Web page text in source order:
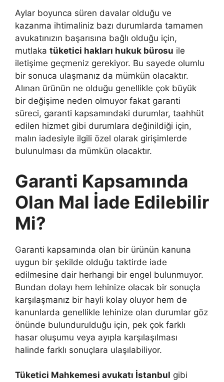
Aylar boyunca süren davalar olduğu ve
kazanma ihtimaliniz bazı durumlarda tamamen
avukatınızın başarısına bağlı olduğu için,
mutlaka tüketici hakları hukuk bürosu ile
iletişime geçmeniz gerekiyor. Bu sayede olumlu
bir sonuca ulaşmanız da mümkün olacaktır.
Alınan ürünün ne olduğu genellikle çok büyük
bir değişime neden olmuyor fakat garanti
süreci, garanti kapsamındaki durumlar, taahhüt
edilen hizmet gibi durumlara değinildiği için,
malın iadesiyle ilgili özel olarak girişimlerde
bulunulması da mümkün olacaktır.
Garanti Kapsamında
Olan Mal İade Edilebilir
Mi?
Garanti kapsamında olan bir ürünün kanuna
uygun bir şekilde olduğu taktirde iade
edilmesine dair herhangi bir engel bulunmuyor.
Bundan dolayı hem lehinize olacak bir sonuçla
karşılaşmanız bir hayli kolay oluyor hem de
kanunlarda genellikle lehinize olan durumlar göz
önünde bulundurulduğu için, pek çok farklı
hasar oluşumu veya ayıpla karşılaşılması
halinde farklı sonuçlara ulaşılabiliyor.
Tüketici Mahkemesi avukatı İstanbul gibi